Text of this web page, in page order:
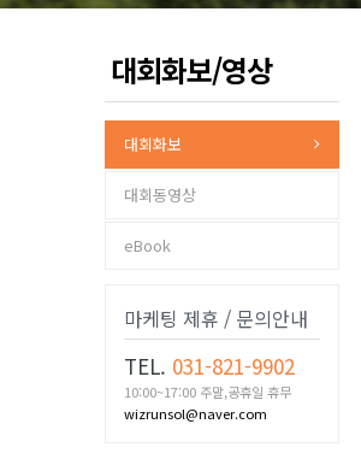
대회화보/영상
대회화보
대회동영상
eBook
마케팅 제휴 / 문의안내
TEL. 031-821-9902
10:00~17:00 주말,공휴일 휴무
wizrunsol@naver.com